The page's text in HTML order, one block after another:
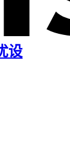
设